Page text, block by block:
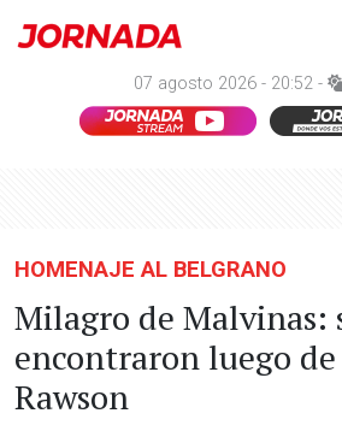
07 agosto 2026 - 20:52 -
HOMENAJE AL BELGRANO
Milagro de Malvinas:
encontraron luego de
Rawson